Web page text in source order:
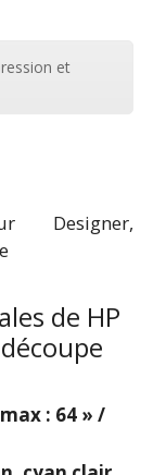
et
Designer,
de HP
: 64 » /